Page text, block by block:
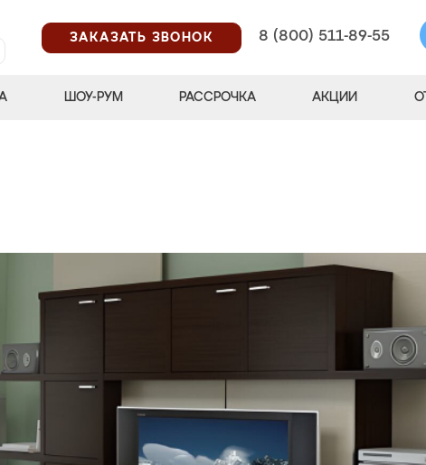
ЗАКАЗАТЬ ЗВОНОК
8 (800) 511-89-55
ШОУ-РУМ РАССРОЧКА АКЦИИ